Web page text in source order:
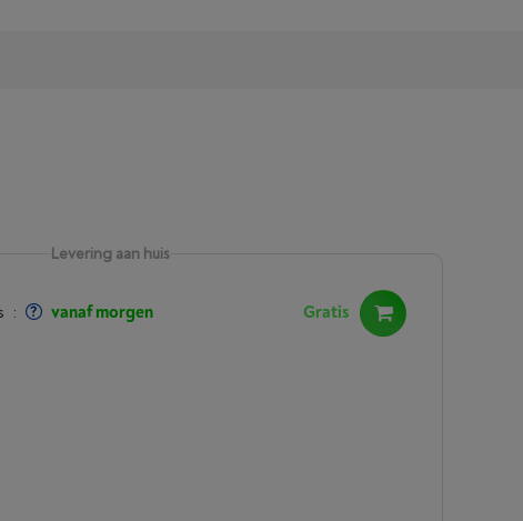
Levering aan huis
: vanaf morgen Gratis